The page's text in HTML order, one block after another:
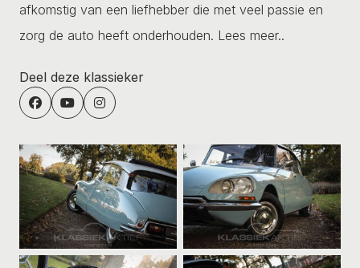
afkomstig van een liefhebber die met veel passie en
zorg de auto heeft onderhouden. Lees meer..
Deel deze klassieker